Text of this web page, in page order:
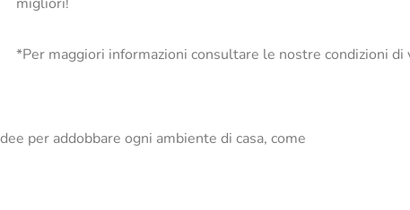
*Per maggiori informazioni consultare le nostre condizioni di
per addobbare ogni ambiente di casa, come